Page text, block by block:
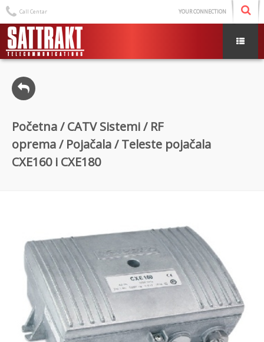
Call Centar YOUR CONNECTION
Početna/CATV Sistemi/ RF
oprema/ Pojačala/ Teleste pojačala
CXE160 i CXE180